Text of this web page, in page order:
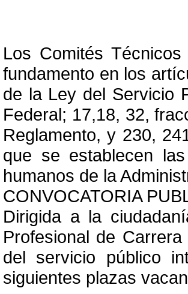
Los Comités
fundamento en los
de la Ley del Servicio
Federal; 17,18, 32,
Reglamento, y 230,
que se establecen
humanos de la
CONVOCATORIA
Dirigida a la
Profesional de
del servicio público
siguientes plazas